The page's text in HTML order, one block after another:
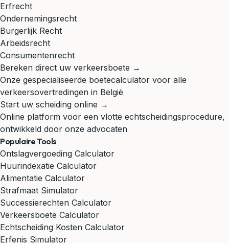
Erfrecht
Ondernemingsrecht
Burgerlijk Recht
Arbeidsrecht
Consumentenrecht
Bereken direct uw verkeersboete →
Onze gespecialiseerde boetecalculator voor alle
verkeersovertredingen in België
Start uw scheiding online →
Online platform voor een vlotte echtscheidingsprocedure,
ontwikkeld door onze advocaten
Populaire Tools
Ontslagvergoeding Calculator
Huurindexatie Calculator
Alimentatie Calculator
Strafmaat Simulator
Successierechten Calculator
Verkeersboete Calculator
Echtscheiding Kosten Calculator
Erfenis Simulator